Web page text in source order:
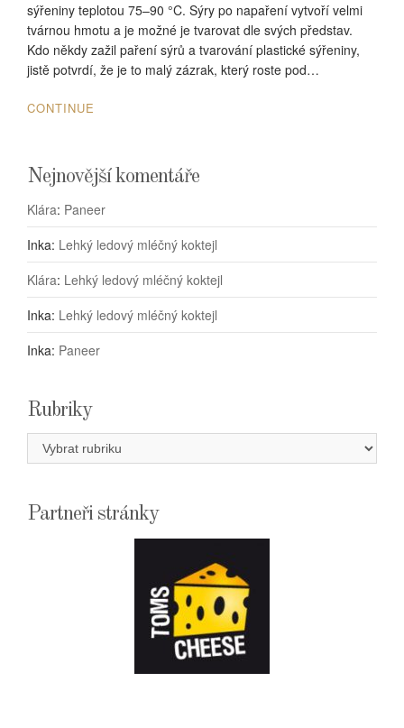
sýřeniny teplotou 75–90 °C. Sýry po napaření vytvoří velmi
tvárnou hmotu a je možné je tvarovat dle svých představ.
Kdo někdy zažil paření sýrů a tvarování plastické sýřeniny,
jistě potvrdí, že je to malý zázrak, který roste pod…
CONTINUE
Nejnovější komentáře
Klára: Paneer
Inka: Lehký ledový mléčný koktejl
Klára: Lehký ledový mléčný koktejl
Inka: Lehký ledový mléčný koktejl
Inka: Paneer
Rubriky
Rubriky
Partneři stránky